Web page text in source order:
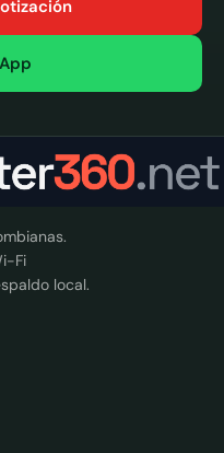
Fi
local.